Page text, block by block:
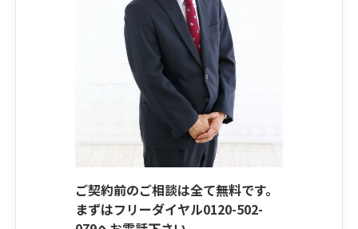
ご契約前のご相談は全て無料です。
まずはフリーダイヤル0120-502-